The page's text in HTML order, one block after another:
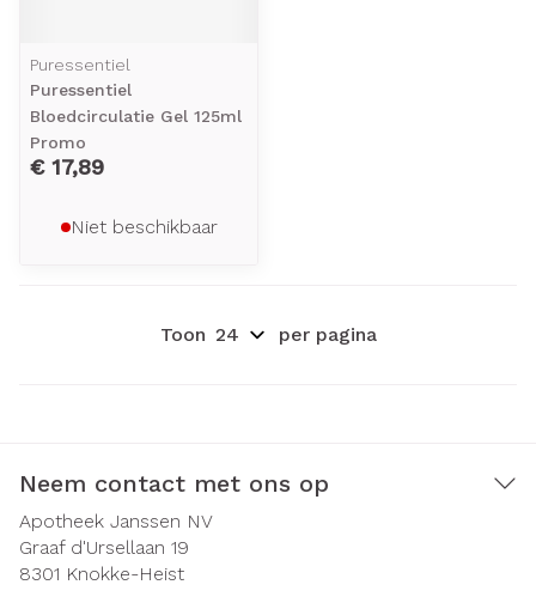
Puressentiel
Puressentiel
Bloedcirculatie Gel 125ml
Promo
€ 17,89
Niet beschikbaar
Toon per pagina
Neem contact met ons op
Apotheek Janssen NV
Graaf d'Ursellaan 19
8301 Knokke-Heist